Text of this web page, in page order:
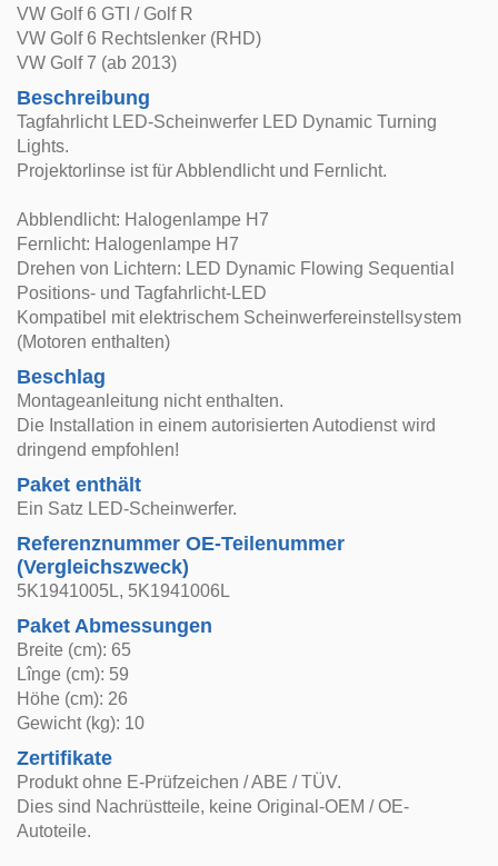
VW Golf 6 GTI / Golf R
VW Golf 6 Rechtslenker (RHD)
VW Golf 7 (ab 2013)
Beschreibung
Tagfahrlicht LED-Scheinwerfer LED Dynamic Turning
Lights.
Projektorlinse ist für Abblendlicht und Fernlicht.
Abblendlicht: Halogenlampe H7
Fernlicht: Halogenlampe H7
Drehen von Lichtern: LED Dynamic Flowing Sequential
Positions- und Tagfahrlicht-LED
Kompatibel mit elektrischem Scheinwerfereinstellsystem
(Motoren enthalten)
Beschlag
Montageanleitung nicht enthalten.
Die Installation in einem autorisierten Autodienst wird
dringend empfohlen!
Paket enthält
Ein Satz LED-Scheinwerfer.
Referenznummer OE-Teilenummer
(Vergleichszweck)
5K1941005L, 5K1941006L
Paket Abmessungen
Breite (cm): 65
Lînge (cm): 59
Höhe (cm): 26
Gewicht (kg): 10
Zertifikate
Produkt ohne E-Prüfzeichen / ABE / TÜV.
Dies sind Nachrüstteile, keine Original-OEM / OE-
Autoteile.